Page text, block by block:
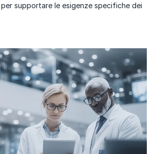
supportare le esigenze specifiche dei